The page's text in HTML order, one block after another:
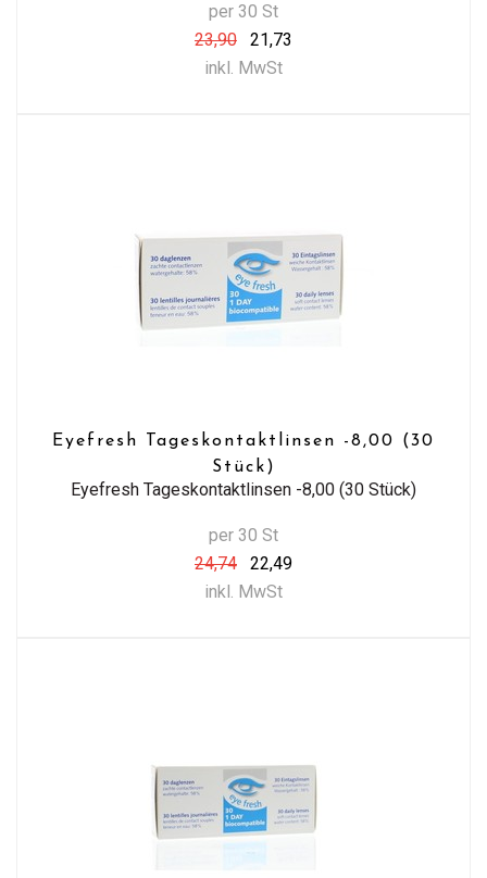
per 30 St
23,90
21,73
inkl. MwSt
Eyefresh Tageskontaktlinsen -8,00 (30
Stück)
Eyefresh Tageskontaktlinsen -8,00 (30 Stück)
per 30 St
24,74
22,49
inkl. MwSt